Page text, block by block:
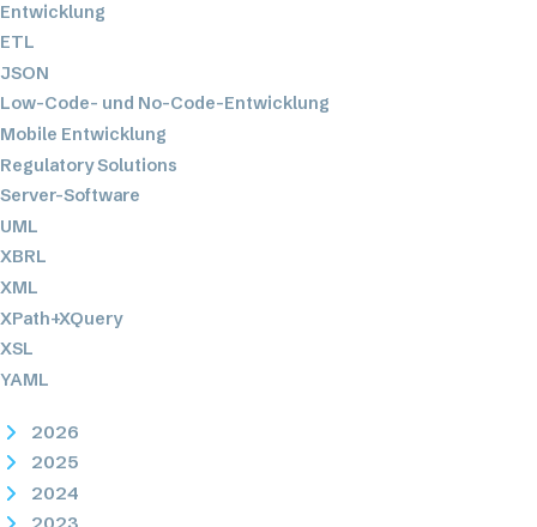
Entwicklung
ETL
JSON
Low-Code- und No-Code-Entwicklung
Mobile Entwicklung
Regulatory Solutions
Server-Software
UML
XBRL
XML
XPath+XQuery
XSL
YAML
2026
2025
2024